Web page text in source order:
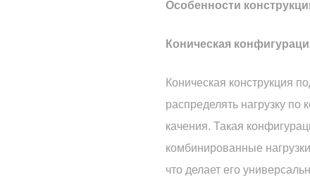
Особенности
Коническая
Коническая конструкция
распределять нагрузку
качения. Такая
комбинированные
что делает его